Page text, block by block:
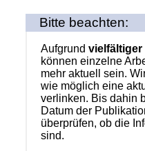
Bitte beachten:
Aufgrund vielfältiger
können einzelne
mehr aktuell sein.
wie möglich eine
verlinken. Bis dahin
Datum der
überprüfen, ob die
sind.